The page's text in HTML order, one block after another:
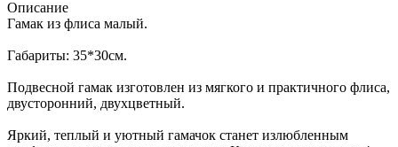
Описание
Гамак из флиса малый.
Габариты: 35*30см.
Подвесной гамак изготовлен из мягкого и практичного флиса,
двусторонний, двухцветный.
Яркий, теплый и уютный гамачок станет излюбленным